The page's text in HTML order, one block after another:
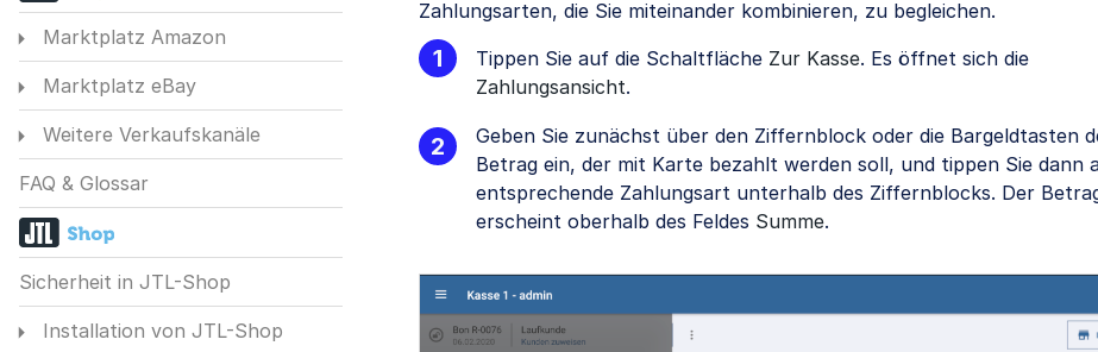
Marktplatz Amazon
Marktplatz eBay
Weitere Verkaufskanäle
FAQ & Glossar
Sicherheit in JTL-Shop
Installation von JTL-Shop
Zahlungsarten, die Sie miteinander kombinieren, zu begleichen.
Tippen Sie auf die Schaltfläche Zur Kasse. Es öffnet sich die
Zahlungsansicht.
Geben Sie zunächst über den Ziffernblock oder die Bargeldtasten
Betrag ein, der mit Karte bezahlt werden soll, und tippen Sie dann
entsprechende Zahlungsart unterhalb des Ziffernblocks. Der
erscheint oberhalb des Feldes Summe.